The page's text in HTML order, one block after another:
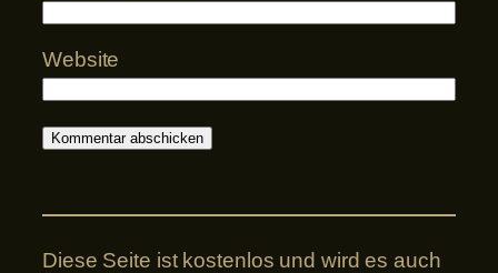
Website
Diese Seite ist kostenlos und wird es auch